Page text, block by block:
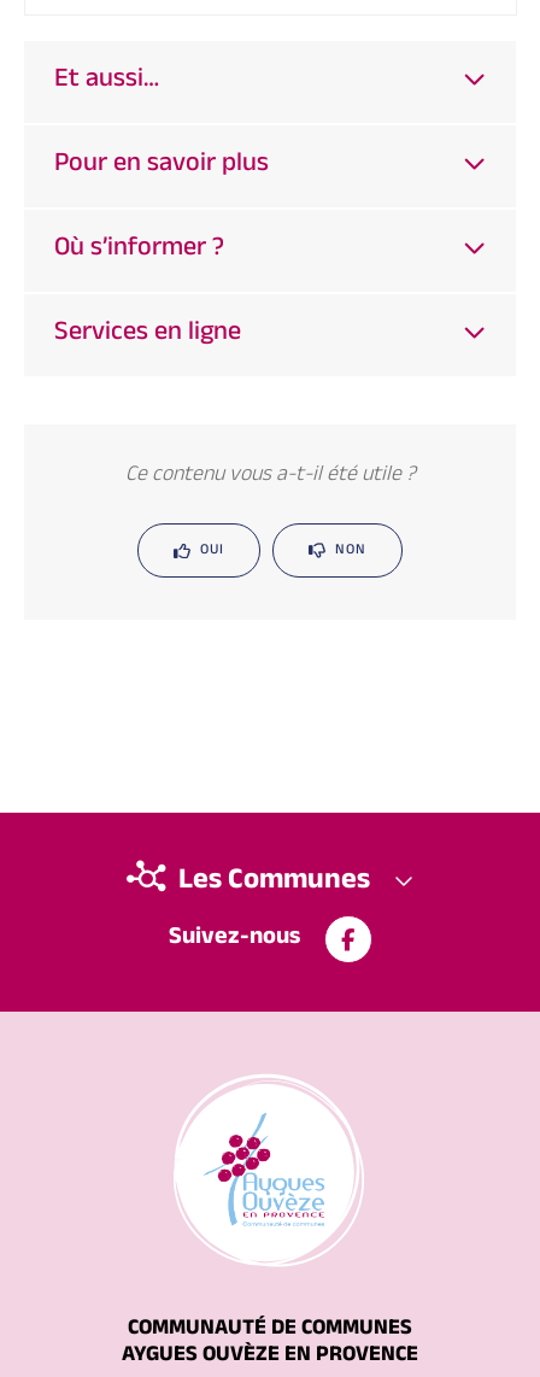
Et aussi…
Pour en savoir plus
Où s’informer ?
Services en ligne
Ce contenu vous a-t-il été utile ?
OUI NON
Suivez-nous
Les Communes
COMMUNAUTÉ DE COMMUNES
AYGUES OUVÈZE EN PROVENCE